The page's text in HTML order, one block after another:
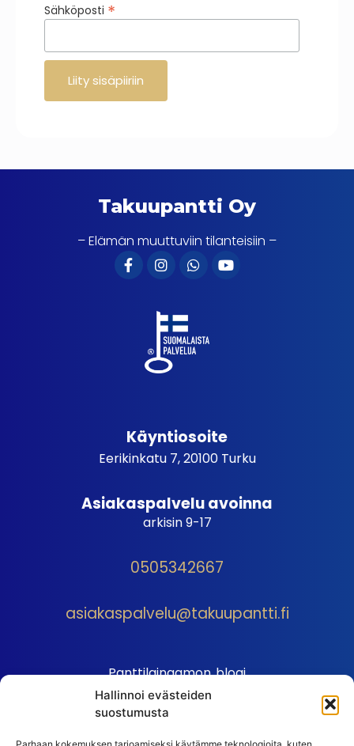
Hallinnoi evästeiden
suostumusta
Sähköposti *
Takuupantti Oy
– Elämän muuttuviin tilanteisiin –
Käyntiosoite
Eerikinkatu 7, 20100 Turku
Asiakaspalvelu avoinna
arkisin 9-17
0505342667
asiakaspalvelu@takuupantti.fi
Panttilainaamon blogi
Palveluhinnasto
Sopimusehdot